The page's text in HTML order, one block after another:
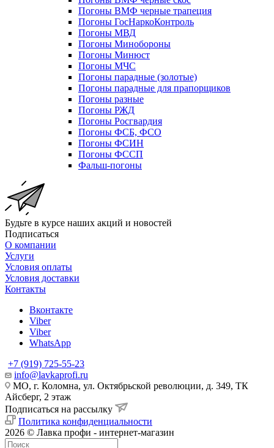
Погоны ВМФ черные трапеция
Погоны ГосНаркоКонтроль
Погоны МВД
Погоны Минобороны
Погоны Минюст
Погоны МЧС
Погоны парадные (золотые)
Погоны парадные для прапорщиков
Погоны разные
Погоны РЖД
Погоны Росгвардия
Погоны ФСБ, ФСО
Погоны ФСИН
Погоны ФССП
Фальш-погоны
Будьте в курсе наших акций и новостей
Подписаться
О компании
Услуги
Условия оплаты
Условия доставки
Контакты
Вконтакте
Viber
Viber
WhatsApp
+7 (919) 725-55-23
info@lavkaprofi.ru
МО, г. Коломна, ул. Октябрьской революции, д. 349, ТК
Айсберг, 2 этаж
Подписаться на рассылку
Политика конфиденциальности
2026 © Лавка профи - интернет-магазин